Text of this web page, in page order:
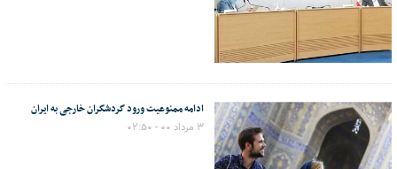
ادامه ممنوعیت ورود گردشگران خارجی به ایران
۳ مرداد ۰۰ - ۰۲:۵۰